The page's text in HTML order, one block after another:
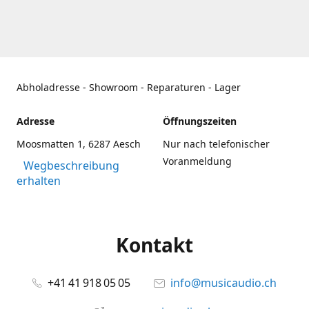
Abholadresse - Showroom - Reparaturen - Lager
Adresse
Moosmatten 1, 6287 Aesch
Wegbeschreibung
erhalten
Öffnungszeiten
Nur nach telefonischer
Voranmeldung
Kontakt
+41 41 918 05 05
info@musicaudio.ch